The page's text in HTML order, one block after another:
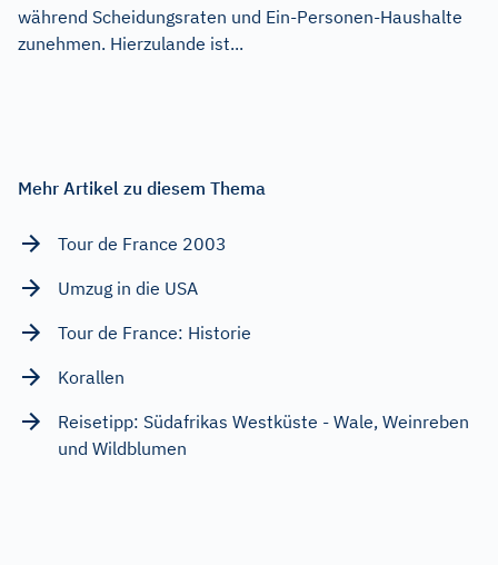
während Scheidungsraten und Ein-Personen-Haushalte
zunehmen. Hierzulande ist...
Mehr Artikel zu diesem Thema
Tour de France 2003
Umzug in die USA
Tour de France: Historie
Korallen
Reisetipp: Südafrikas Westküste - Wale, Weinreben
und Wildblumen